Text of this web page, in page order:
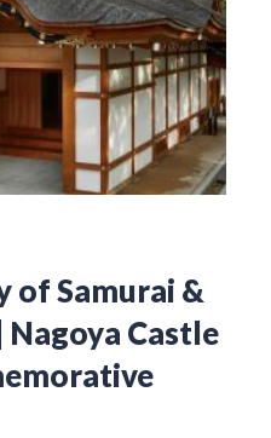
of Samurai &
Castle